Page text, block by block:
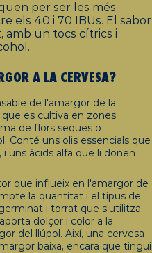
per ser les més
els 40 i 70 IBUs. El sabor
amb un tocs cítrics i
A LA CERVESA?
de l'amargor de la
es cultiva en zones
de flors seques o
Conté uns olis essencials que
uns àcids alfa que li donen
que influeix en l'amargor de
la quantitat i el tipus de
i torrat que s'utilitza
dolçor i color a la
del llúpol. Així, una cervesa
baixa, encara que tingui